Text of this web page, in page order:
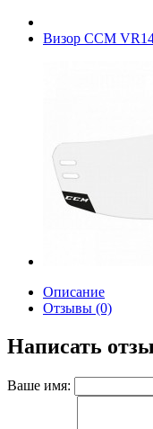
Визор CCM
Описание
Отзывы (0)
Написать
Ваше имя: